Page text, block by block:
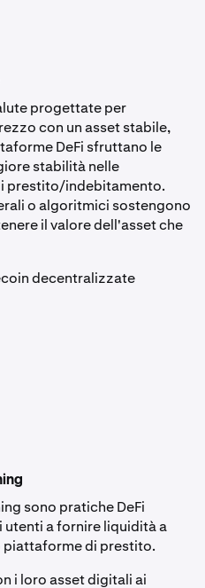
progettate per
con un asset stabile,
DeFi sfruttano le
stabilità nelle
prestito/indebitamento.
o algoritmici sostengono
il valore dell'asset che
decentralizzate
sono pratiche DeFi
a fornire liquidità a
di prestito.
i loro asset digitali ai